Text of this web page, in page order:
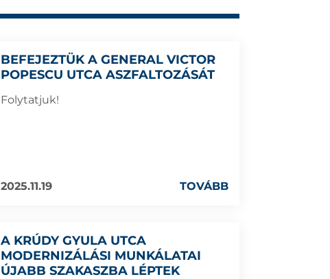
BEFEJEZTÜK A GENERAL VICTOR
POPESCU UTCA ASZFALTOZÁSÁT
Folytatjuk!
2025.11.19 TOVÁBB
A KRÚDY GYULA UTCA
MODERNIZÁLÁSI MUNKÁLATAI
ÚJABB SZAKASZBA LÉPTEK